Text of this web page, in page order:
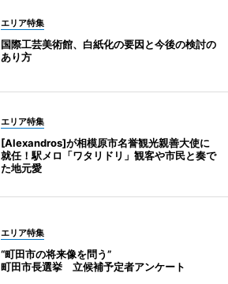
エリア特集
国際工芸美術館、白紙化の要因と今後の検討の
あり方
エリア特集
[Alexandros]が相模原市名誉観光親善大使に
就任！駅メロ「ワタリドリ」観客や市民と奏で
た地元愛
エリア特集
“町田市の将来像を問う”
町田市長選挙 立候補予定者アンケート